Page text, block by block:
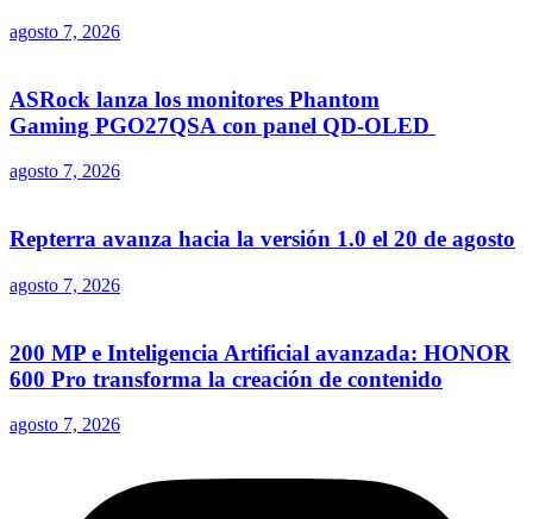
agosto 7, 2026
ASRock lanza los monitores Phantom
Gaming PGO27QSA con panel QD-OLED
agosto 7, 2026
Repterra avanza hacia la versión 1.0 el 20 de agosto
agosto 7, 2026
200 MP e Inteligencia Artificial avanzada: HONOR
600 Pro transforma la creación de contenido
agosto 7, 2026